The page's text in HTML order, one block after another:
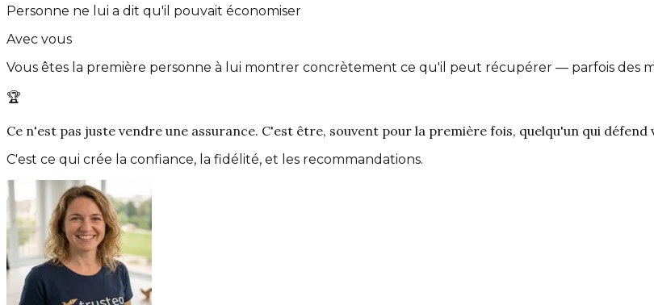
Personne ne lui a dit qu'il pouvait économiser
Avec vous
Vous êtes la première personne à lui montrer concrètement ce qu'il peut récupérer — parfois des
🏆
Ce n'est pas juste vendre une assurance. C'est être, souvent pour la première fois, quelqu'un qui
C'est ce qui crée la confiance, la fidélité, et les recommandations.